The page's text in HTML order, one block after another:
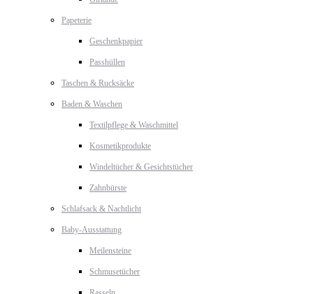
Papeterie
Geschenkpapier
Passhüllen
Taschen & Rucksäcke
Baden & Waschen
Textilpflege & Waschmittel
Kosmetikprodukte
Windeltücher & Gesichtstücher
Zahnbürste
Schlafsack & Nachtlicht
Baby-Ausstattung
Meilensteine
Schmusetücher